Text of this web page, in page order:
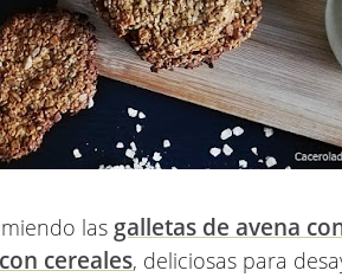
las galletas de avena
cereales, deliciosas para